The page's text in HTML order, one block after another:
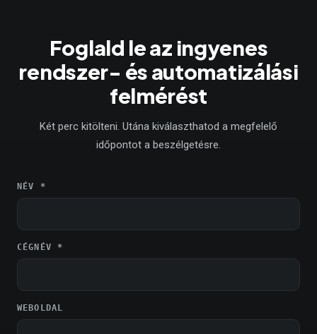
Foglald le az ingyenes
rendszer- és automatizálási
felmérést
Két perc kitölteni. Utána kiválaszthatod a megfelelő
időpontot a beszélgetésre.
NÉV *
CÉGNÉV *
WEBOLDAL